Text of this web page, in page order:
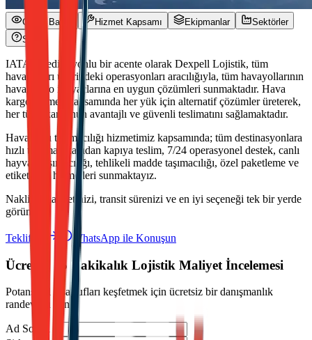
Genel Bakış Hizmet Kapsamı Ekipmanlar
Sektörler
SSS
IATA akreditasyonlu bir acente olarak Dexpell Lojistik, tüm
havayolları üzerindeki operasyonları aracılığıyla, tüm havayollarının
hava kargo ihtiyaçlarına en uygun çözümleri sunmaktadır. Hava
kargo hizmeti kapsamında her yük için alternatif çözümler üreterek,
her türlü kargonun avantajlı ve güvenli teslimatını sağlamaktadır.
Hava yolu taşımacılığı hizmetimiz kapsamında; tüm destinasyonlara
hızlı teslimat, kapıdan kapıya teslim, 7/24 operasyonel destek, canlı
hayvan taşımacılığı, tehlikeli madde taşımacılığı, özel paketleme ve
etiketleme hizmetleri sunmaktayız.
Nakliye maliyetinizi, transit sürenizi ve en iyi seçeneği tek bir yerde
görün.
Teklif Al WhatsApp ile Konuşun
Ücretsiz 15 Dakikalık Lojistik Maliyet İncelemesi
Potansiyel tasarrufları keşfetmek için ücretsiz bir danışmanlık
randevusu alın.
Ad Soyad*